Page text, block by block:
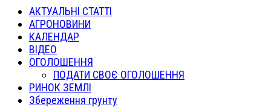
АКТУАЛЬНІ СТАТТІ
АГРОНОВИНИ
КАЛЕНДАР
ВІДЕО
ОГОЛОШЕННЯ
ПОДАТИ СВОЄ ОГОЛОШЕННЯ
РИНОК ЗЕМЛІ
Збереження грунту